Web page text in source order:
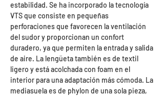
estabilidad. Se ha incorporado la tecnología
VTS que consiste en pequeñas
perforaciones que favorecen la ventilación
del sudor y proporcionan un confort
duradero, ya que permiten la entrada y salida
de aire. La lengüeta también es de textil
ligero y está acolchada con foam en el
interior para una adaptación más cómoda. La
mediasuela es de phylon de una sola pieza,